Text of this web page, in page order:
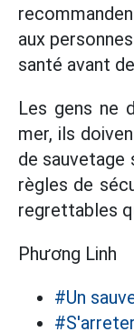
aux
santé avant
Les gens ne
mer, ils
de
règles de
regrettables
Phương Linh
#Un